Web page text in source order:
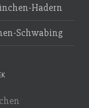
Hadern
Schwabing